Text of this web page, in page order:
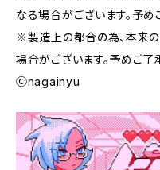
なる場合がございます。予め
※製造上の都合の為、本来
場合がございます。予めご了
Ⓒnagainyu